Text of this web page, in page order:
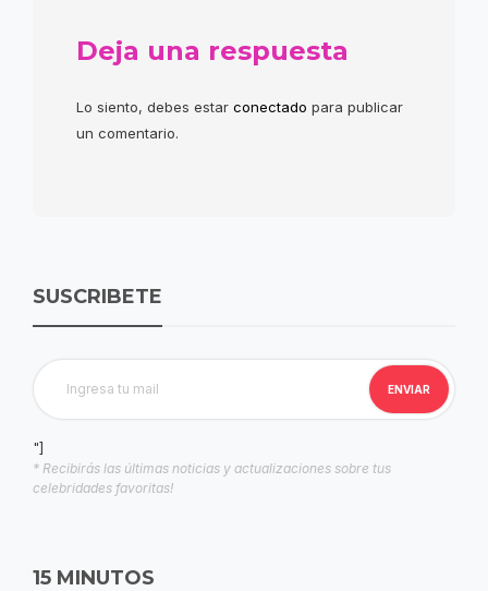
Deja una respuesta
Lo siento, debes estar conectado para publicar
un comentario.
SUSCRIBETE
"]
* Recibirás las últimas noticias y actualizaciones sobre tus
celebridades favoritas!
15 MINUTOS